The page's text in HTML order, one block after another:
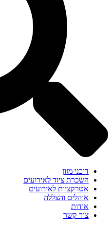
דוכני מזון
השכרת ציוד לאירועים
אטרקציות לאירועים
אוהלים והצללה
אודות
צור קשר